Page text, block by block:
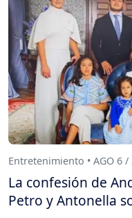
Entretenimiento • AGO 6 /
La confesión de
Petro y Antonella